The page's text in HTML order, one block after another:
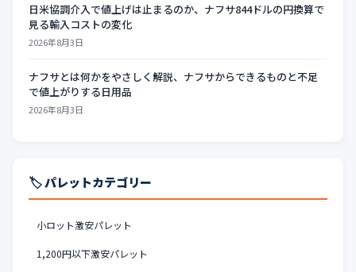
日米協調介入で値上げは止まるのか、ナフサ844ドルの円換算で
見る輸入コストの変化
2026年8月3日
ナフサとは何かをやさしく解説、ナフサからできるものと不足
で値上がりする日用品
2026年8月3日
🏷️ パレットカテゴリー
小ロット激安パレット
1,200円以下激安パレット